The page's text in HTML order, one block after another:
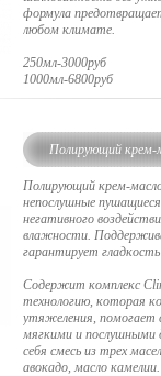
формула
любом климате.
250мл-3000руб
1000мл-6800руб
Полирующий крем-
Полирующий крем-
непослушные
негативного
влажности.
гарантирует гладкость
Содержит комплекс
технологию, которая
утяжеления, помогает
мягкими и послушными
себя смесь из трех
авокадо, масло камелии.